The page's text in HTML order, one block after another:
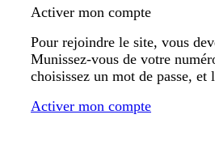
Activer mon compte
Pour rejoindre le site, vous
Munissez-vous de votre
choisissez un mot de passe, et
Activer mon compte